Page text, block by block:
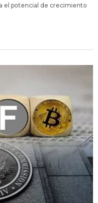
el potencial de crecimiento